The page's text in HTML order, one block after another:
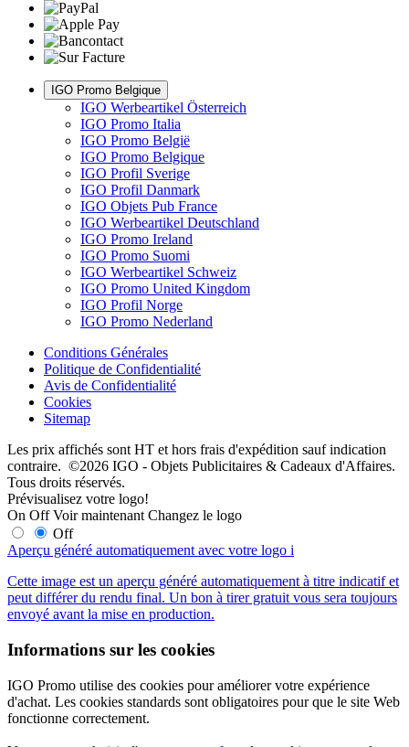
IGO Promo Belgique
IGO Werbeartikel Österreich
IGO Promo Italia
IGO Promo België
IGO Promo Belgique
IGO Profil Sverige
IGO Profil Danmark
IGO Objets Pub France
IGO Werbeartikel Deutschland
IGO Promo Ireland
IGO Promo Suomi
IGO Werbeartikel Schweiz
IGO Promo United Kingdom
IGO Profil Norge
IGO Promo Nederland
Conditions Générales
Politique de Confidentialité
Avis de Confidentialité
Cookies
Sitemap
Les prix affichés sont HT et hors frais d'expédition sauf indication
contraire. ©2026 IGO - Objets Publicitaires & Cadeaux d'Affaires.
Tous droits réservés.
Prévisualisez votre logo!
On Off Voir maintenant Changez le logo
Off
Aperçu généré automatiquement avec votre logo i
Cette image est un aperçu généré automatiquement à titre indicatif et
peut différer du rendu final. Un bon à tirer gratuit vous sera toujours
envoyé avant la mise en production.
Informations sur les cookies
IGO Promo utilise des cookies pour améliorer votre expérience
d'achat. Les cookies standards sont obligatoires pour que le site Web
fonctionne correctement.